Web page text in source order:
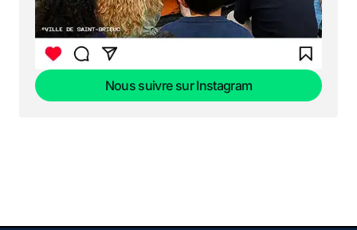
Nous suivre sur Instagram